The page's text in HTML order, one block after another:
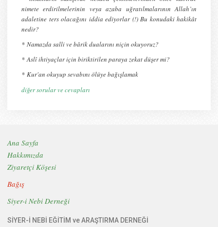
nimete erdirilmelerinin veya azaba uğratılmalarının Allah’ın
adaletine ters olacağını iddia ediyorlar (!) Bu konudaki hakikât
nedir?
* Namazda salli ve bârik dualarını niçin okuyoruz?
*Aslî ihtiyaçlar için biriktirilen paraya zekat düşer mi?
* Kur'an okuyup sevabını ölüye bağışlamak
diğer sorular ve cevapları
Ana Sayfa
Hakkımızda
Ziyaretçi Köşesi
Bağış
Siyer-i Nebi Derneği
SİYER-İ NEBİ EĞİTİM ve ARAŞTIRMA DERNEĞİ